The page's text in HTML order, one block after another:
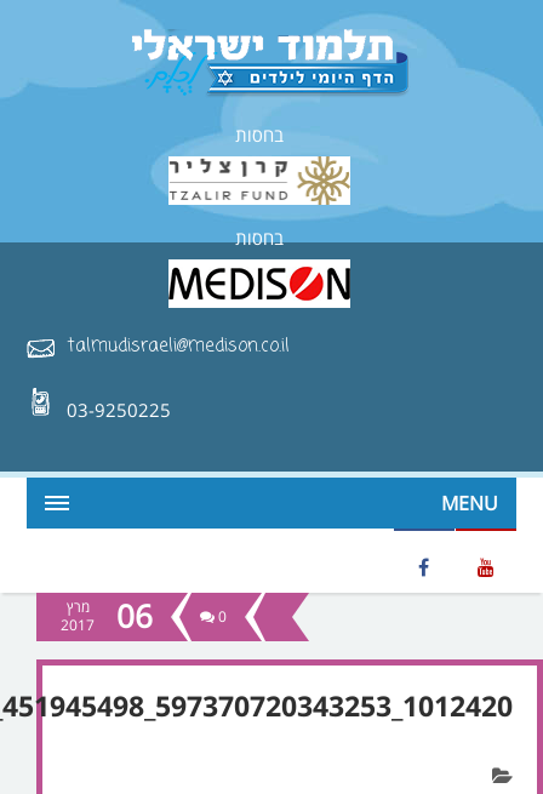
בחסות
בחסות
talmudisraeli@medison.co.il
03-9250225
MENU
06
מרץ
2017
0
1012420_597370720343253_451945498_n